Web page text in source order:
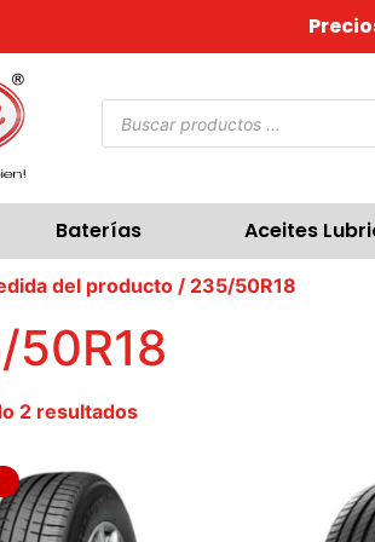
Baterías Aceites
del producto / 235/50R18
2 resultados